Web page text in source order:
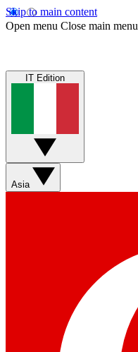
Skip to main content
Open menu Close main menu
IT Edition
Asia